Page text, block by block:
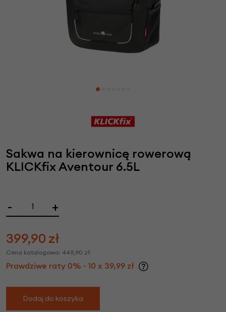
Sakwa na kierownicę rowerową
KLICKfix Aventour 6.5L
- +
399,90 zł
Cena katalogowa: 449,90 zł
Prawdziwe raty 0% - 10 x 39,99 zł
Dodaj do koszyka